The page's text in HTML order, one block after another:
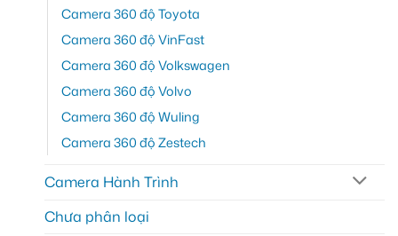
Camera 360 độ Toyota
Camera 360 độ VinFast
Camera 360 độ Volkswagen
Camera 360 độ Volvo
Camera 360 độ Wuling
Camera 360 độ Zestech
Camera Hành Trình
Chưa phân loại